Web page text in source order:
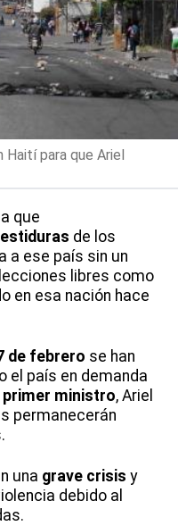
para que Ariel
que
de los
a ese país sin un
libres como
en esa nación hace
de febrero se han
el país en demanda
primer ministro, Ariel
permanecerán
una grave crisis y
debido al